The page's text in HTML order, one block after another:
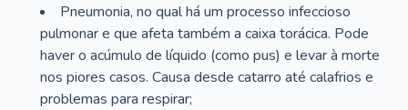
Pneumonia, no qual há um processo infeccioso
pulmonar e que afeta também a caixa torácica. Pode
haver o acúmulo de líquido (como pus) e levar à morte
nos piores casos. Causa desde catarro até calafrios e
problemas para respirar;